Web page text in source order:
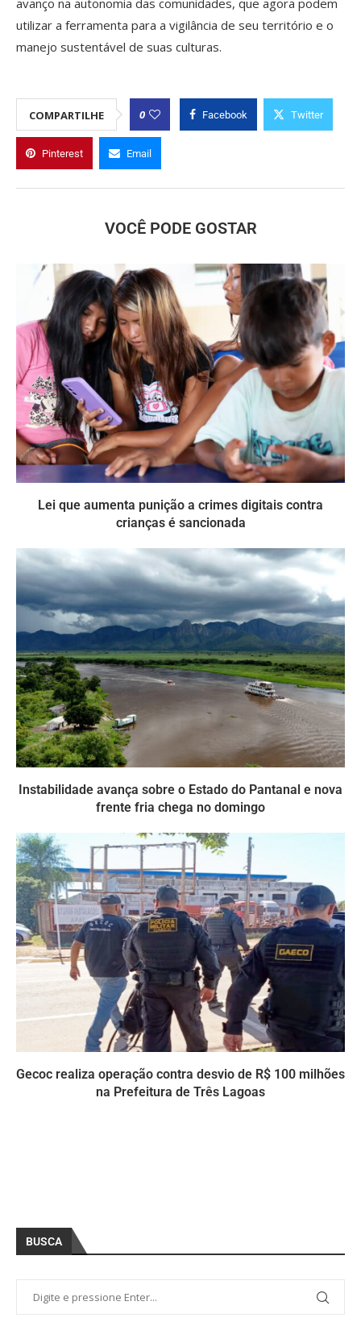
avanço na autonomia das comunidades, que agora podem
utilizar a ferramenta para a vigilância de seu território e o
manejo sustentável de suas culturas.
COMPARTILHE 0 Facebook Twitter
Pinterest Email
VOCÊ PODE GOSTAR
Lei que aumenta punição a crimes digitais contra
crianças é sancionada
Instabilidade avança sobre o Estado do Pantanal e nova
frente fria chega no domingo
Gecoc realiza operação contra desvio de R$ 100 milhões
na Prefeitura de Três Lagoas
BUSCA